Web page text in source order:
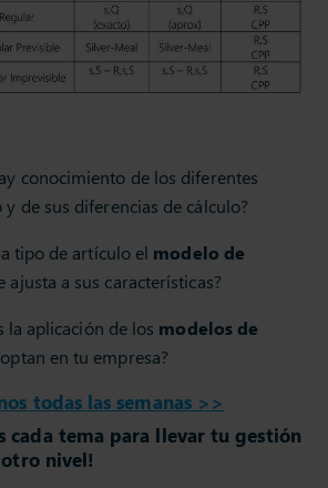
conocimiento de los diferentes
de sus diferencias de cálculo?
tipo de artículo el modelo de
ajusta a sus características?
la aplicación de los modelos de
en tu empresa?
todas las semanas >>
cada tema para llevar tu gestión
nivel!